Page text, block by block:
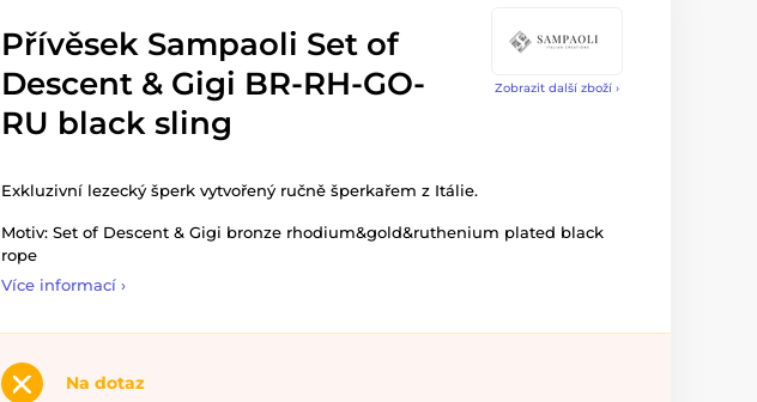
Zobrazit další zboží ›
Přívěsek Sampaoli Set of
Descent & Gigi BR-RH-GO-
RU black sling
Exkluzivní lezecký šperk vytvořený ručně šperkařem z Itálie.
Motiv: Set of Descent & Gigi bronze rhodium&gold&ruthenium plated black
rope
Více informací ›
Na dotaz